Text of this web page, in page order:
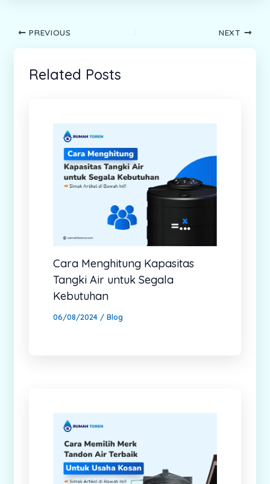
PREVIOUS NEXT
Related Posts
Cara Menghitung Kapasitas
Tangki Air untuk Segala
Kebutuhan
06/08/2024 / Blog